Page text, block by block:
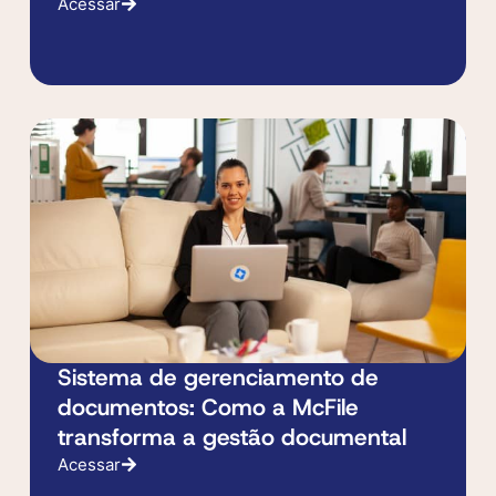
Sistema de gerenciamento de
documentos: Como a McFile
transforma a gestão documental
Acessar